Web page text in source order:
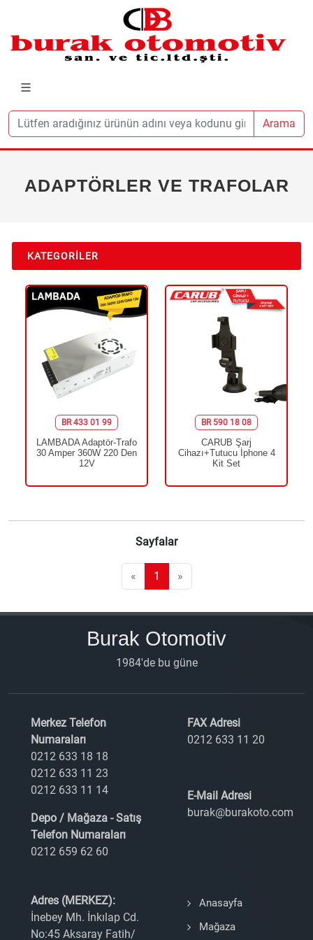
Arama
ADAPTÖRLER VE TRAFOLAR
KATEGORILER
BR 433 01 99
LAMBADA Adaptör-Trafo
30 Amper 360W 220 Den
12V
BR 590 18 08
CARUB Şarj
Cihazı+Tutucu İphone 4
Kit Set
Sayfalar
« 1 »
Burak Otomotiv
1984'de bu güne
Merkez Telefon
Numaraları
0212 633 18 18
0212 633 11 23
0212 633 11 14
Depo / Mağaza - Satış
Telefon Numaraları
0212 659 62 60
FAX Adresi
0212 633 11 20
E-Mail Adresi
burak@burakoto.com
Adres (MERKEZ):
İnebey Mh. İnkılap Cd.
No:45 Aksaray Fatih/
Anasayfa
Mağaza